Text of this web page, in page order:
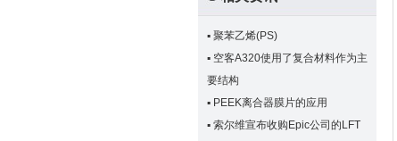
▪ 聚苯乙烯(PS)
▪ 空客A320使用了复合材料作为主
要结构
▪ PEEK离合器膜片的应用
▪ 索尔维宣布收购Epic公司的LFT